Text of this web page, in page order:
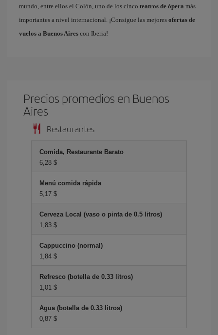
mundo, entre ellos el Colón, uno de los cinco teatros de ópera más
importantes a nivel internacional. ¡Consigue las mejores ofertas de
vuelos a Buenos Aires con Iberia!
Precios promedios en Buenos
Aires
Restaurantes
Comida, Restaurante Barato
6,28 $
Menú comida rápida
5,17 $
Cerveza Local (vaso o pinta de 0.5 litros)
1,83 $
Cappuccino (normal)
1,84 $
Refresco (botella de 0.33 litros)
1,01 $
Agua (botella de 0.33 litros)
0,87 $